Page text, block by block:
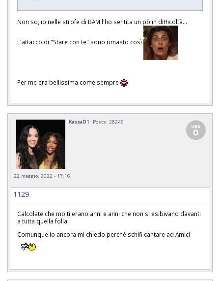
Non so, io nelle strofe di BAM l'ho sentita un pò in difficoltà...
L'attacco di "Stare con te" sono rimasto così
Per me era bellissima come sempre
KassaD1 Posts: 28246
22 maggio, 2022 - 17:16
1129
Calcolate che molti erano anni e anni che non si esibivano davanti
a tutta quella folla.
Comunque io ancora mi chiedo perché schifi cantare ad Amici